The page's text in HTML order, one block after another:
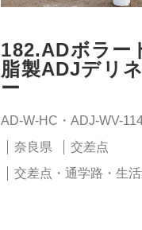
182.ADボラー
脂製ADJデリ
ー
AD-W-HC・ADJ-WV-
奈良県
交差点
交差点・通学路・生